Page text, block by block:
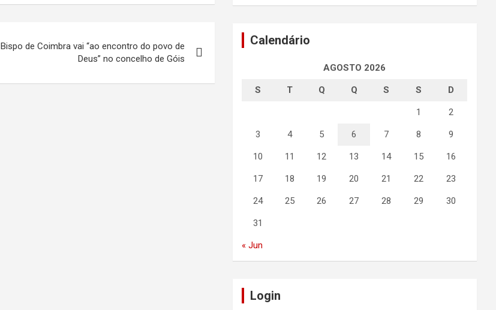
Bispo de Coimbra vai “ao encontro do povo de
Deus” no concelho de Góis
Calendário
AGOSTO 2026
S T Q Q S S D
1 2
3 4 5 6 7 8 9
10 11 12 13 14 15 16
17 18 19 20 21 22 23
24 25 26 27 28 29 30
31
« Jun
Login